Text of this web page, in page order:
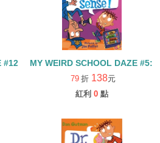
#12:MS LEAKEY IS FREAKY!
MY WEIRD SCHOOL DAZE #5:
79 折 138元
紅利 0 點